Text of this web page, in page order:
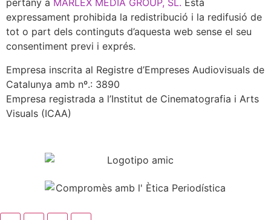
pertany a MARLEX MEDIA GROUP, SL. Està
expressament prohibida la redistribució i la redifusió de
tot o part dels continguts d’aquesta web sense el seu
consentiment previ i exprés.
Empresa inscrita al Registre d’Empreses Audiovisuals de
Catalunya amb nº.: 3890
Empresa registrada a l’Institut de Cinematografia i Arts
Visuals (ICAA)